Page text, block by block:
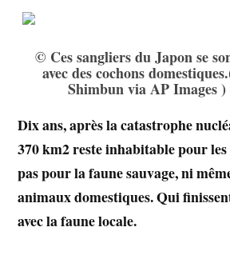
© Ces sangliers du Japon se
avec des cochons
Shimbun via AP Images
Dix ans, après la catastrophe
370 km2 reste inhabitable pour
pas pour la faune sauvage, ni
animaux domestiques. Qui
avec la faune locale.